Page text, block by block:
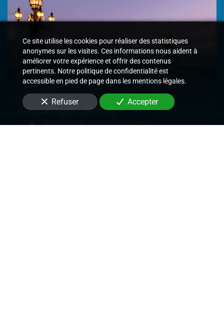
Cour d'Appel de Paris
Ce site utilise les cookies pour réaliser des statistiques
anonymes sur les visites. Ces informations nous aident à
améliorer votre expérience et offrir des contenus
pertinents. Notre politique de confidentialité est
accessible en pied de page dans les mentions légales.
Refuser Accepter